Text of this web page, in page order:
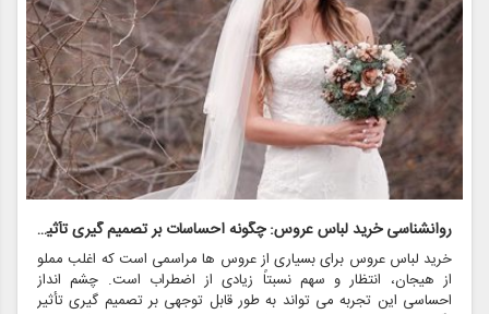
روانشناسی خرید لباس عروس: چگونه احساسات بر تصمیم گیری تأثیر می گذارد
خرید لباس عروس برای بسیاری از عروس ها مراسمی است که اغلب مملو
از هیجان، انتظار و سهم نسبتاً زیادی از اضطراب است. چشم انداز
احساسی این تجربه می تواند به طور قابل توجهی بر تصمیم گیری تأثیر